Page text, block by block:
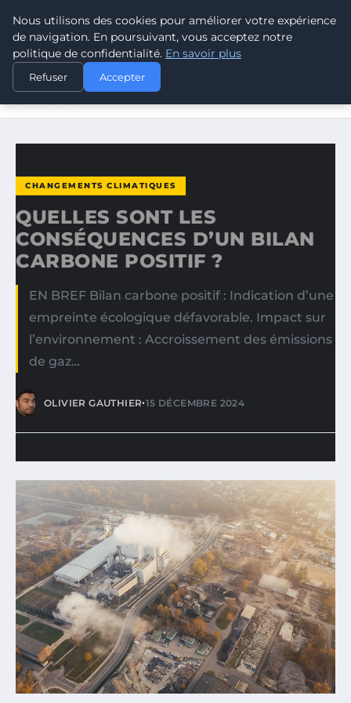
CLIMATE GUARDIAN
ACCUEIL
CHANGEMENTS CLIMATIQUES
QUELLES SONT LES CONSÉQUENCES D’UN BILAN
CHANGEMENTS CLIMATIQUES
QUELLES SONT LES
CONSÉQUENCES D’UN BILAN
CARBONE POSITIF ?
EN BREF Bilan carbone positif : Indication d’une
empreinte écologique défavorable. Impact sur
l’environnement : Accroissement des émissions
de gaz…
OLIVIER GAUTHIER•15 DÉCEMBRE 2024
Nous utilisons des cookies pour améliorer votre expérience
de navigation. En poursuivant, vous acceptez notre
politique de confidentialité. En savoir plus
Refuser Accepter